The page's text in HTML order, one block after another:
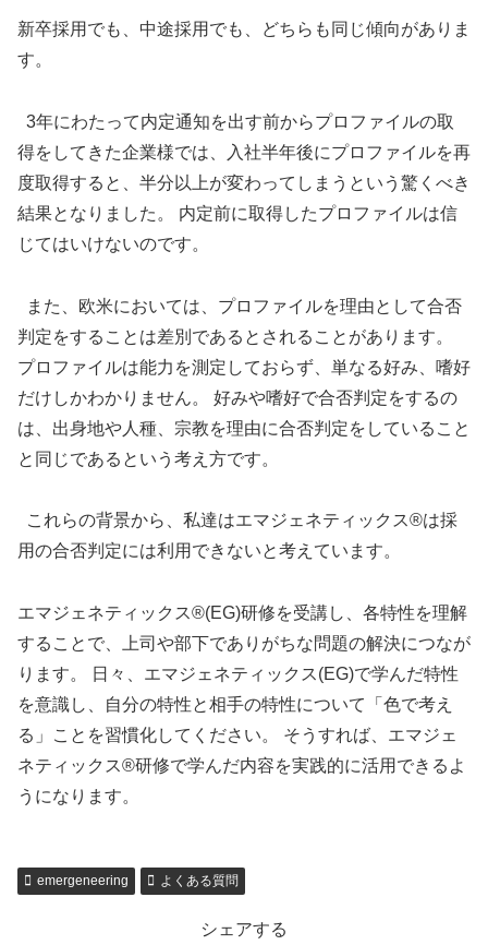
新卒採用でも、中途採用でも、どちらも同じ傾向がありま
す。
3年にわたって内定通知を出す前からプロファイルの取
得をしてきた企業様では、入社半年後にプロファイルを再
度取得すると、半分以上が変わってしまうという驚くべき
結果となりました。 内定前に取得したプロファイルは信
じてはいけないのです。
また、欧米においては、プロファイルを理由として合否
判定をすることは差別であるとされることがあります。
プロファイルは能力を測定しておらず、単なる好み、嗜好
だけしかわかりません。 好みや嗜好で合否判定をするの
は、出身地や人種、宗教を理由に合否判定をしていること
と同じであるという考え方です。
これらの背景から、私達はエマジェネティックス®は採
用の合否判定には利用できないと考えています。
エマジェネティックス®(EG)研修を受講し、各特性を理解
することで、上司や部下でありがちな問題の解決につなが
ります。 日々、エマジェネティックス(EG)で学んだ特性
を意識し、自分の特性と相手の特性について「色で考え
る」ことを習慣化してください。 そうすれば、エマジェ
ネティックス®研修で学んだ内容を実践的に活用できるよ
うになります。
emergeneering よくある質問
シェアする